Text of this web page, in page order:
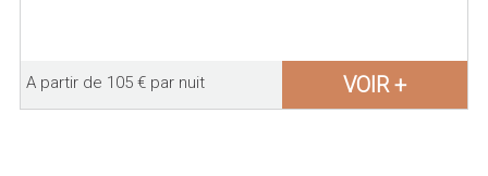
A partir de 105 € par nuit VOIR +